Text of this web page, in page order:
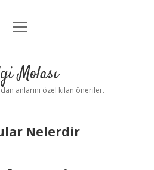
Anasayfa
Uyarı
menüyü
Molası
anlarını özel kılan öneriler.
Nelerdir